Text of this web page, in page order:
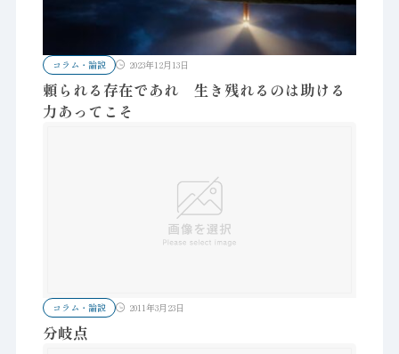
コラム・論説 2023年12月13日
頼られる存在であれ 生き残れるのは助ける
力あってこそ
コラム・論説 2011年3月23日
分岐点